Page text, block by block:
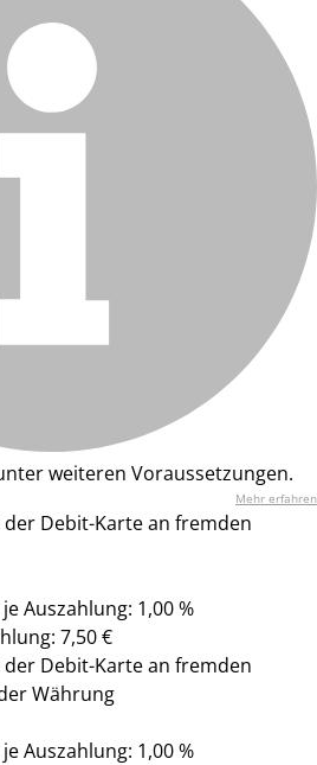
weiteren Voraussetzungen.
Mehr erfahren
Debit-Karte an fremden
Auszahlung: 1,00 %
7,50 €
Debit-Karte an fremden
Währung
Auszahlung: 1,00 %